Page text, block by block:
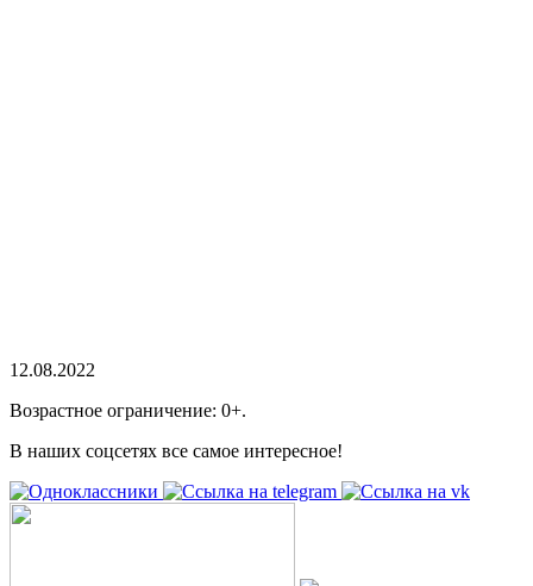
12.08.2022
Возрастное ограничение: 0+.
В наших соцсетях все самое интересное!